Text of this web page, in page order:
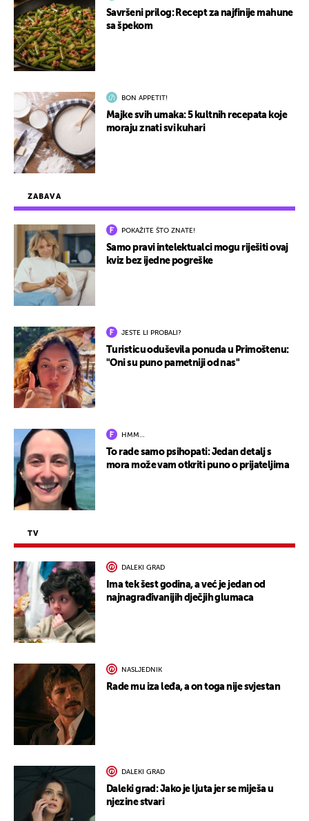
ZABAVA
POKAŽITE ŠTO ZNATE!
Samo pravi intelektualci mogu riješiti ovaj
kviz bez ijedne pogreške
JESTE LI PROBALI?
Turisticu oduševila ponuda u Primoštenu:
"Oni su puno pametniji od nas"
HMM…
To rade samo psihopati: Jedan detalj s
mora može vam otkriti puno o prijateljima
TV
DALEKI GRAD
Ima tek šest godina, a već je jedan od
najnagrađivanijih dječjih glumaca
NASLJEDNIK
Rade mu iza leđa, a on toga nije svjestan
DALEKI GRAD
Daleki grad: Jako je ljuta jer se miješa u
njezine stvari
Savršeni prilog: Recept za najfinije mahune
sa špekom
BON APPETIT!
Majke svih umaka: 5 kultnih recepata koje
moraju znati svi kuhari